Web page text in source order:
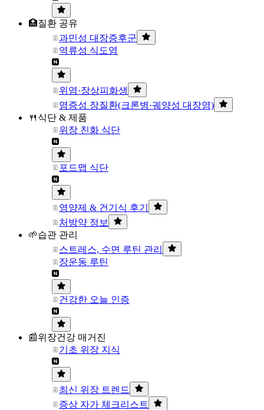
🏥질환 공유
과민성 대장증후군
역류성 식도염
위염·장상피화생
염증성 장질환(크론병·궤양성 대장염)
🍴식단 & 제품
위장 친화 식단
포드맵 식단
영양제 & 건기식 후기
처방약 정보
🌱습관 관리
스트레스, 수면 루틴 관리
장운동 루틴
건강한 오늘 인증
📰위장건강 매거진
기초 위장 지식
최신 위장 트렌드
증상 자가 체크리스트